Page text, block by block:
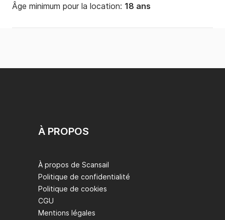
Âge minimum pour la location: 18 ans
À PROPOS
À propos de Scansail
Politique de confidentialité
Politique de cookies
CGU
Mentions légales